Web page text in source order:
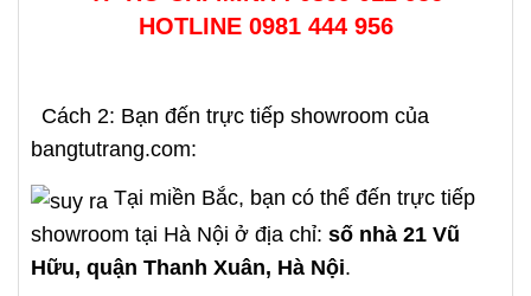
HOTLINE 0981 444 956
Cách 2: Bạn đến trực tiếp showroom của
bangtutrang.com:
Tại miền Bắc, bạn có thể đến trực tiếp
showroom tại Hà Nội ở địa chỉ: số nhà 21 Vũ
Hữu, quận Thanh Xuân, Hà Nội.